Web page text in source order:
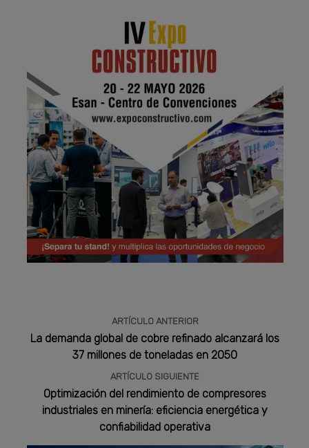
ARTÍCULO ANTERIOR
La demanda global de cobre refinado alcanzará los
37 millones de toneladas en 2050
ARTÍCULO SIGUIENTE
Optimización del rendimiento de compresores
industriales en minería: eficiencia energética y
confiabilidad operativa